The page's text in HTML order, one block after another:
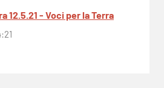
12.5.21 - Voci per la Terra